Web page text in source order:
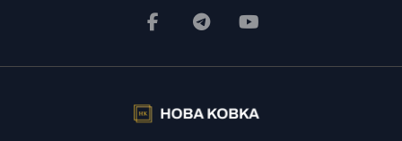
почтой и другими службами по всей
Украине; налицо - в день оплаты.
актуальны каждый день.